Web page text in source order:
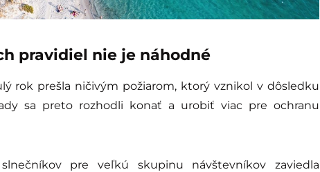
pravidiel nie je náhodné
rok prešla ničivým požiarom, ktorý vznikol v dôsledku
sa preto rozhodli konať a urobiť viac pre ochranu
pre veľkú skupinu návštevníkov zaviedla